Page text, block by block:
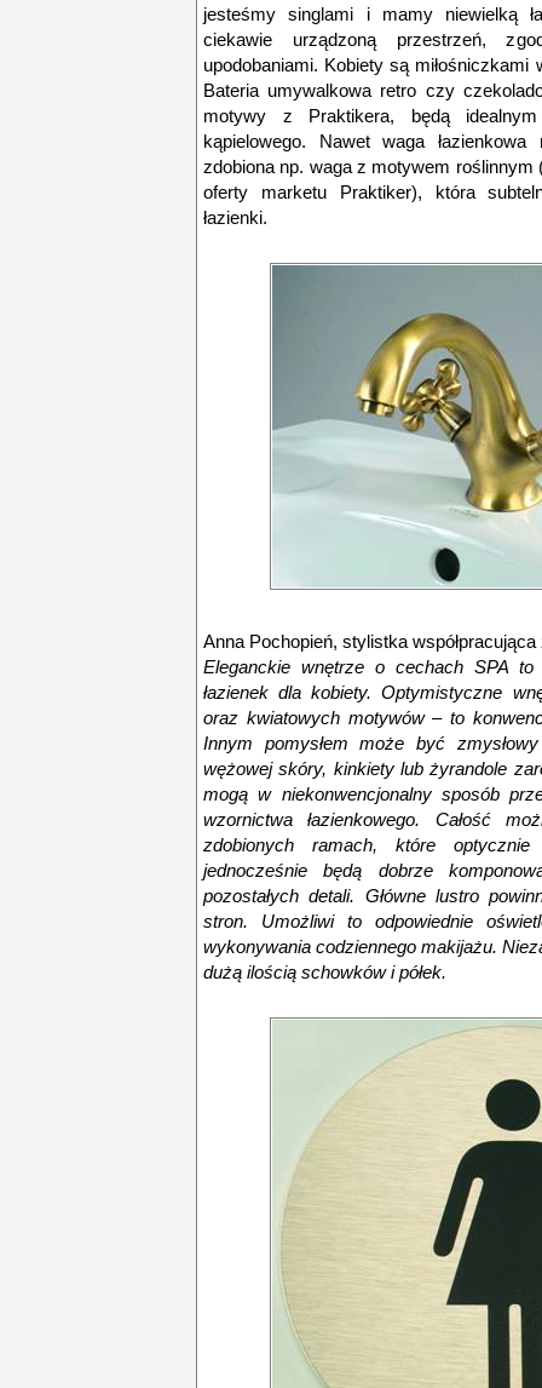
jesteśmy singlami i mamy niewielką
ciekawie urządzoną przestrzeń,
upodobaniami. Kobiety są
Bateria umywalkowa retro czy
motywy z Praktikera, będą idealnym
kąpielowego. Nawet waga
zdobiona np. waga z motywem roślinnym
oferty marketu Praktiker), która
łazienki.
Anna Pochopień, stylistka
Eleganckie wnętrze o cechach SPA
łazienek dla kobiety. Optymistyczne
oraz kwiatowych motywów – to
Innym pomysłem może być
wężowej skóry, kinkiety lub żyrandole
mogą w niekonwencjonalny sposób
wzornictwa łazienkowego. Całość
zdobionych ramach, które
jednocześnie będą dobrze
pozostałych detali. Główne lustro
stron. Umożliwi to odpowiednie
wykonywania codziennego makijażu.
dużą ilością schowków i półek.